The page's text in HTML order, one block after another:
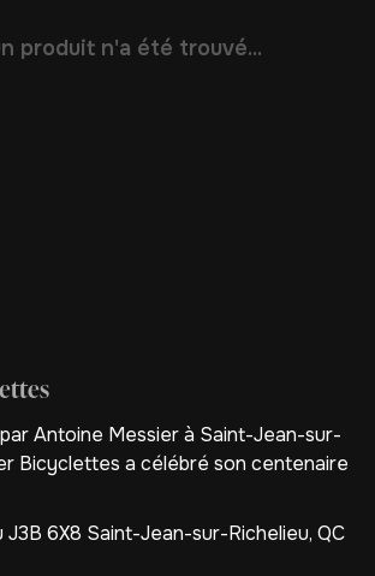
produit n'a été trouvé...
Antoine Messier à Saint-Jean-sur-
Bicyclettes a célébré son centenaire
J3B 6X8 Saint-Jean-sur-Richelieu, QC